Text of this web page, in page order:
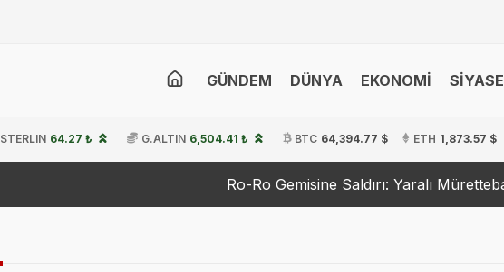
GÜNDEM DÜNYA EKONOMİ
STERLIN 64.27 ₺ G.ALTIN 6,504.41 ₺ BTC 64,394.77 $ ETH 1,873.57 $
Ro-Ro Gemisine Saldırı: Yaralı Mürettebat Tedavi Altında